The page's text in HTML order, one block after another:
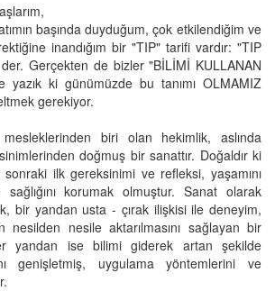
başında duyduğum, çok etkilendiğim ve
inandığım bir "TIP" tarifi vardır: "TIP
Gerçekten de bizler "BİLİMİ KULLANAN
yazık ki günümüzde bu tanımı OLMAMIZ
gerekiyor.
biri olan hekimlik, aslında
doğmuş bir sanattır. Doğaldır ki
sonraki ilk gereksinimi ve refleksi, yaşamını
korumak olmuştur. Sanat olarak
bir yandan usta - çırak ilişkisi ile deneyim,
nesilden nesile aktarılmasını sağlayan bir
yandan ise bilimi giderek artan şekilde
genişletmiş, uygulama yöntemlerini ve